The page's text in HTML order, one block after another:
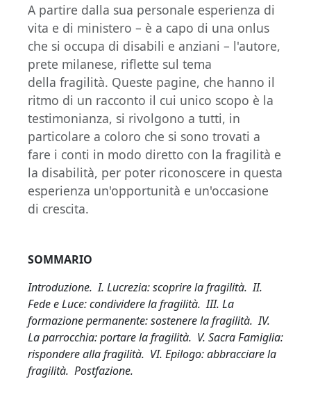
A partire dalla sua personale esperienza di
vita e di ministero – è a capo di una onlus
che si occupa di disabili e anziani – l'autore,
prete milanese, riflette sul tema
della fragilità. Queste pagine, che hanno il
ritmo di un racconto il cui unico scopo è la
testimonianza, si rivolgono a tutti, in
particolare a coloro che si sono trovati a
fare i conti in modo diretto con la fragilità e
la disabilità, per poter riconoscere in questa
esperienza un'opportunità e un'occasione
di crescita.
SOMMARIO
Introduzione. I. Lucrezia: scoprire la fragilità. II.
Fede e Luce: condividere la fragilità. III. La
formazione permanente: sostenere la fragilità. IV.
La parrocchia: portare la fragilità. V. Sacra Famiglia:
rispondere alla fragilità. VI. Epilogo: abbracciare la
fragilità. Postfazione.